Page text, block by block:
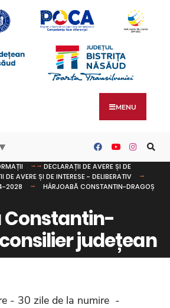
MENU
▼
DECLARAȚII DE AVERE ȘI DE
DE AVERE ȘI DE INTERESE - DELIBERATIV
2028
HÂRJOABĂ CONSTANTIN-DRAGOȘ
Constantin-
județean
- 30 zile de la numire -